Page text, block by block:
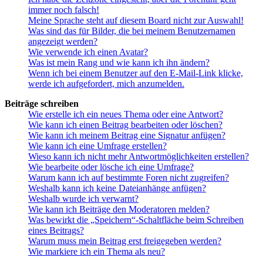
immer noch falsch!
Meine Sprache steht auf diesem Board nicht zur Auswahl!
Was sind das für Bilder, die bei meinem Benutzernamen
angezeigt werden?
Wie verwende ich einen Avatar?
Was ist mein Rang und wie kann ich ihn ändern?
Wenn ich bei einem Benutzer auf den E-Mail-Link klicke,
werde ich aufgefordert, mich anzumelden.
Beiträge schreiben
Wie erstelle ich ein neues Thema oder eine Antwort?
Wie kann ich einen Beitrag bearbeiten oder löschen?
Wie kann ich meinem Beitrag eine Signatur anfügen?
Wie kann ich eine Umfrage erstellen?
Wieso kann ich nicht mehr Antwortmöglichkeiten erstellen?
Wie bearbeite oder lösche ich eine Umfrage?
Warum kann ich auf bestimmte Foren nicht zugreifen?
Weshalb kann ich keine Dateianhänge anfügen?
Weshalb wurde ich verwarnt?
Wie kann ich Beiträge den Moderatoren melden?
Was bewirkt die „Speichern“-Schaltfläche beim Schreiben
eines Beitrags?
Warum muss mein Beitrag erst freigegeben werden?
Wie markiere ich ein Thema als neu?